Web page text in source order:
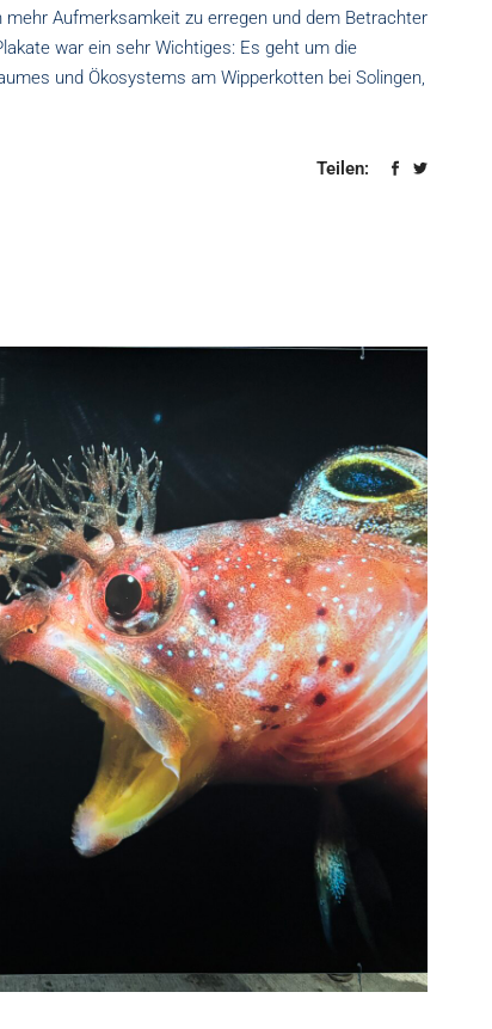
Aufmerksamkeit zu erregen und dem Betrachter
war ein sehr Wichtiges: Es geht um die
und Ökosystems am Wipperkotten bei Solingen,
Teilen: